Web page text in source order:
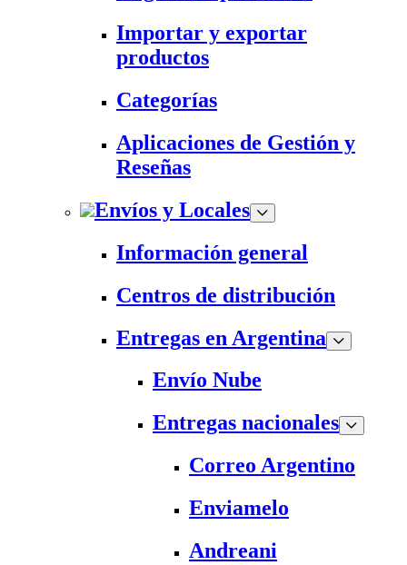
Importar y exportar
productos
Categorías
Aplicaciones de Gestión y
Reseñas
Envíos y Locales
Información general
Centros de distribución
Entregas en Argentina
Envío Nube
Entregas nacionales
Correo Argentino
Enviamelo
Andreani